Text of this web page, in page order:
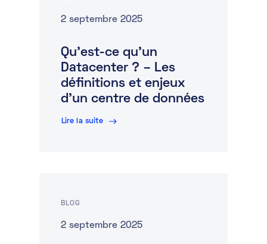
2 septembre 2025
Qu’est-ce qu’un
Datacenter ? – Les
définitions et enjeux
d’un centre de données
Lire la suite
BLOG
2 septembre 2025